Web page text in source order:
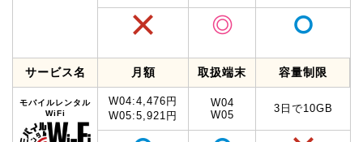
サービス名 月額 取扱端末 容量制限
モバイルレンタル
WiFi
W04:4,476円
W05:5,921円
W04
W05
3日で10GB